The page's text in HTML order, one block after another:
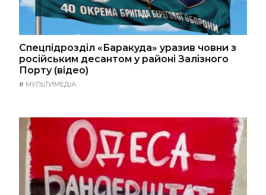
Спецпідрозділ «Баракуда» уразив човни з
російським десантом у районі Залізного
Порту (відео)
# МУЛЬТИМЕДІА